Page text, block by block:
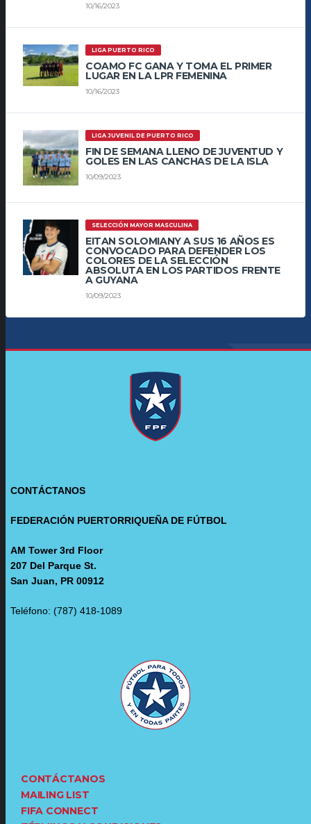
10/16/2023
LIGA PUERTO RICO
COAMO FC GANA Y TOMA EL PRIMER
LUGAR EN LA LPR FEMENINA
10/16/2023
LIGA JUVENIL DE PUERTO RICO
FIN DE SEMANA LLENO DE JUVENTUD Y
GOLES EN LAS CANCHAS DE LA ISLA
10/09/2023
SELECCIÓN MAYOR MASCULINA
EITAN SOLOMIANY A SUS 16 AÑOS ES
CONVOCADO PARA DEFENDER LOS
COLORES DE LA SELECCIÓN
ABSOLUTA EN LOS PARTIDOS FRENTE
A GUYANA
10/09/2023
CONTÁCTANOS
FEDERACIÓN PUERTORRIQUEÑA DE FÚTBOL
AM Tower 3rd Floor
207 Del Parque St.
San Juan, PR 00912
Teléfono: (787) 418-1089
CONTÁCTANOS
MAILING LIST
FIFA CONNECT